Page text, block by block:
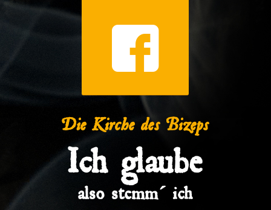
Die Kirche des Bizeps
Ich glaube
also stemm´ ich